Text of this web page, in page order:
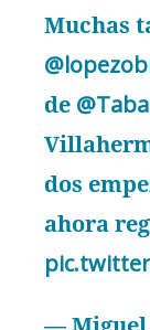
Muchas
de
dos
ahora